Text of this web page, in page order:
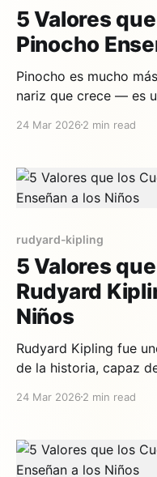
5 Valores
Pinocho
Pinocho es mucho
nariz que crece — es
mundial. Publicada
de verdad ha
generaciones
24 Mar 2026 2 min read
rudyard-kipling
5 Valores
Rudyard
Niños
Rudyard Kipling fue
de la historia, capaz
donde los animales
de 130 años, siguen
fundamentales que
24 Mar 2026 2 min read